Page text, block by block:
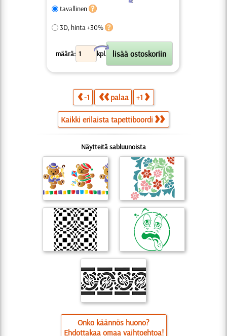
tavallinen
3D, hinta +30%
määrä: kpl.
X
-1 palaa +1
Kaikki erilaista tapettiboordi
Näytteitä sabluunoista
Onko käännös huono?
Ehdottakaa omaa vaihtoehtoa!